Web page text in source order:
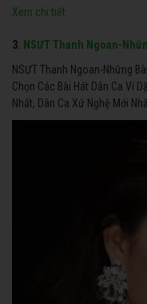
Xem chi tiết
3.
NSƯT Thanh Ngoan-
NSƯT Thanh Ngoan-Những
Chọn Các Bài Hát Dân Ca Ví
Nhất, Dân Ca Xứ Nghệ Mới